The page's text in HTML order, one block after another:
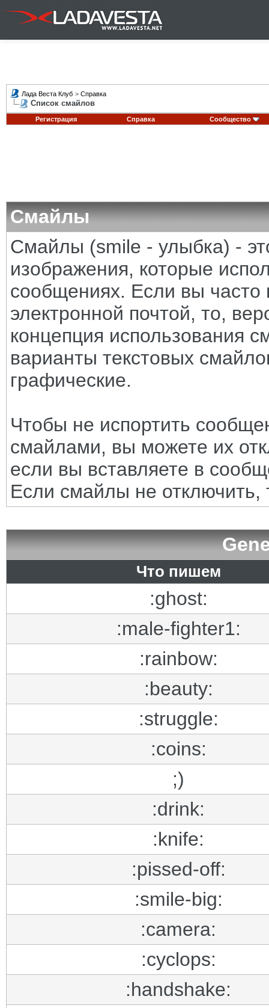
Лада Веста Клуб > Справка
Список смайлов
Регистрация Справка Сообщество
Смайлы
Смайлы (smile - улыбка) -
изображения, которые
сообщениях. Если вы часто
электронной почтой, то,
концепция использования
варианты текстовых
графические.
Чтобы не испортить
смайлами, вы можете их
если вы вставляете в
Если смайлы не отключить,
Что пишем
:ghost:
:male-fighter1:
:rainbow:
:beauty:
:struggle:
:coins:
;)
:drink:
:knife:
:pissed-off:
:smile-big:
:camera:
:cyclops:
:handshake: